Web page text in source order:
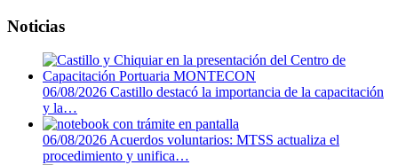
Noticias
06/08/2026 Castillo destacó la importancia de la capacitación
y la…
06/08/2026 Acuerdos voluntarios: MTSS actualiza el
procedimiento y unifica…